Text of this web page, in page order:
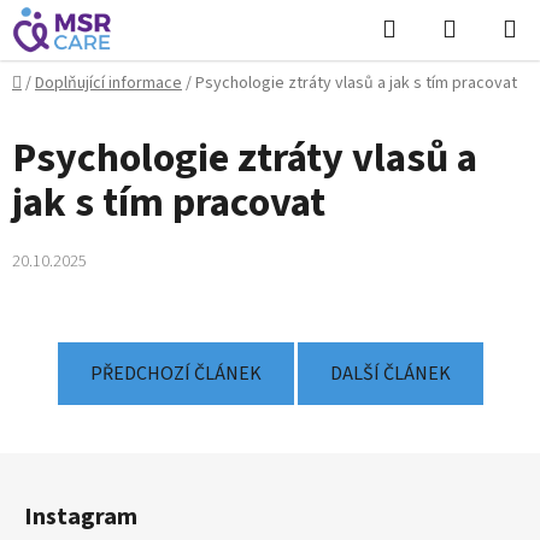
Přejít
na
obsah
Hledat
KOŠÍK
Domů
/Doplňující informace/Psychologie ztráty vlasů a jak s tím pracovat
Psychologie ztráty vlasů a
jak s tím pracovat
20.10.2025
PŘEDCHOZÍ ČLÁNEK DALŠÍ ČLÁNEK
Instagram